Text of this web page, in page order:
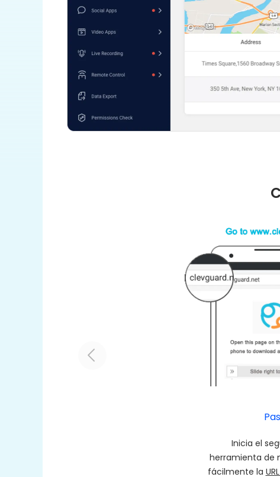
Inicia el
herramienta de
fácilmente la